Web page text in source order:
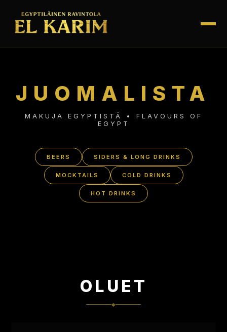
JUOMALISTA
MAKUJA EGYPTISTÄ • FLAVOURS OF
EGYPT
BEERS SIDERS & LONG DRINKS
MOCKTAILS COLD DRINKS
HOT DRINKS
OLUET
◆